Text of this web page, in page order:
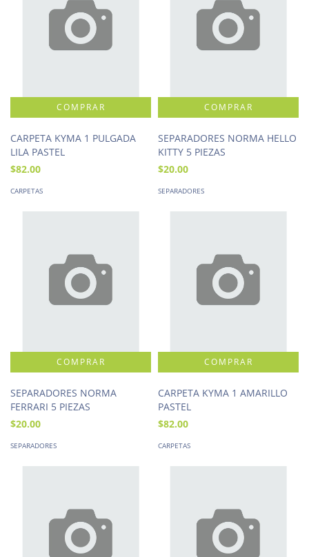
CARPETA KYMA 1 PULGADA
LILA PASTEL
$82.00
CARPETAS
SEPARADORES NORMA HELLO
KITTY 5 PIEZAS
$20.00
SEPARADORES
SEPARADORES NORMA
FERRARI 5 PIEZAS
$20.00
SEPARADORES
CARPETA KYMA 1 AMARILLO
PASTEL
$82.00
CARPETAS